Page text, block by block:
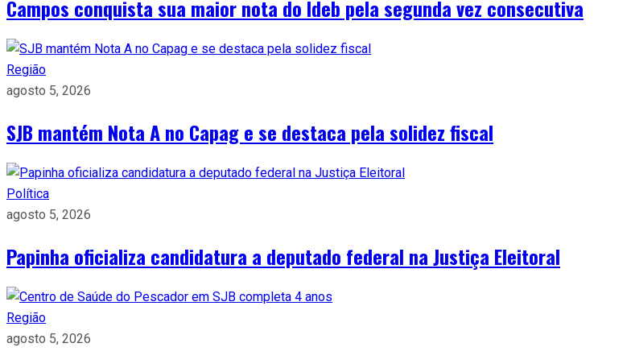
Campos conquista sua maior nota do Ideb pela segunda vez consecutiva
Região
agosto 5, 2026
SJB mantém Nota A no Capag e se destaca pela solidez fiscal
Política
agosto 5, 2026
Papinha oficializa candidatura a deputado federal na Justiça Eleitoral
Região
agosto 5, 2026